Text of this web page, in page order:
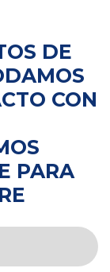
DE
CON
PARA